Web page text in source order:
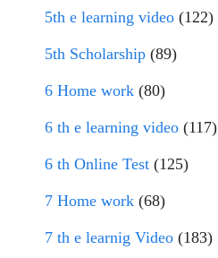
5th e learning video (122)
5th Scholarship (89)
6 Home work (80)
6 th e learning video (117)
6 th Online Test (125)
7 Home work (68)
7 th e learnig Video (183)